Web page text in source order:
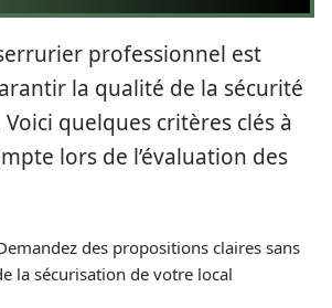
professionnel est
la qualité de la sécurité
quelques critères clés à
lors de l’évaluation des
des propositions claires sans
la sécurisation de votre local